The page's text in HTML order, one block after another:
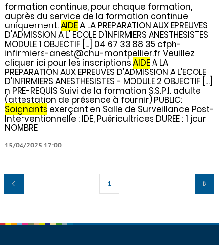
formation continue, pour chaque formation,
auprès du service de la formation continue
uniquement.AIDEA LA PREPARATION AUX EPREUVES
D'ADMISSION A L' ECOLE D'INFIRMIERS ANESTHESISTES
MODULE 1 OBJECTIF [...] 04 67 33 88 35 cfph-
infirmiers-anest@chu-montpellier.fr Veuillez
cliquer ici pour les inscriptions AIDEA LA
PREPARATION AUX EPREUVES D'ADMISSION A L'ECOLE
D'INFIRMIERS ANESTHESISTES - MODULE 2 OBJECTIF [...]
n PRE-REQUIS Suivi de la formation S.S.P.I. adulte
(attestation de présence à fournir) PUBLIC:
Soignants exerçant en Salle de Surveillance Post-
Interventionnelle : IDE, Puéricultrices DUREE : 1 jour
NOMBRE
15/04/2025 17:00
1